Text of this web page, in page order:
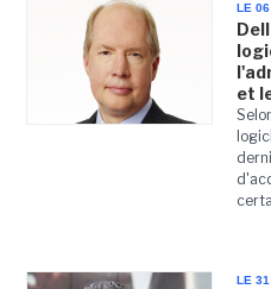
LE
et
LE